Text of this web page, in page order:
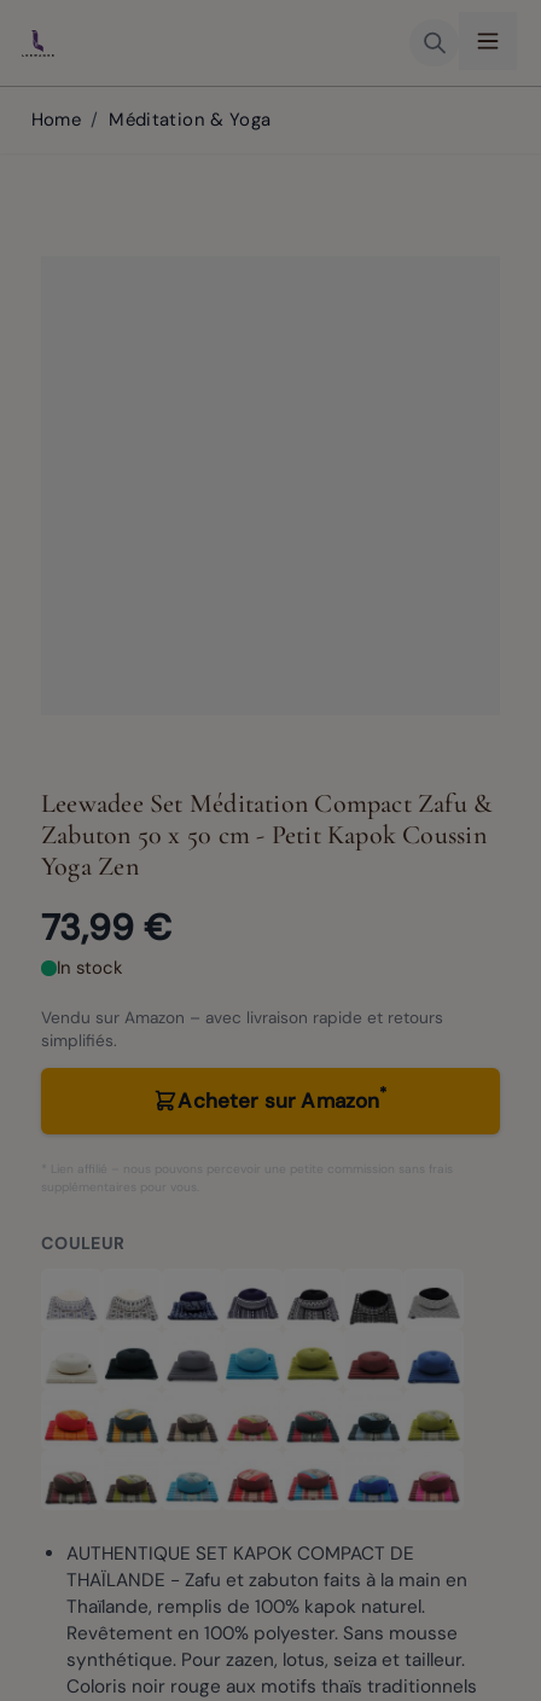
Home / Méditation & Yoga
Leewadee Set Méditation Compact Zafu &
Zabuton 50 x 50 cm - Petit Kapok Coussin
Yoga Zen
73,99 €
In stock
Vendu sur Amazon – avec livraison rapide et retours
simplifiés.
Acheter sur Amazon*
* Lien affilié – nous pouvons percevoir une petite commission sans frais
supplémentaires pour vous.
COULEUR
AUTHENTIQUE SET KAPOK COMPACT DE
THAÏLANDE - Zafu et zabuton faits à la main en
Thaïlande, remplis de 100% kapok naturel.
Revêtement en 100% polyester. Sans mousse
synthétique. Pour zazen, lotus, seiza et tailleur.
Coloris noir rouge aux motifs thaïs traditionnels